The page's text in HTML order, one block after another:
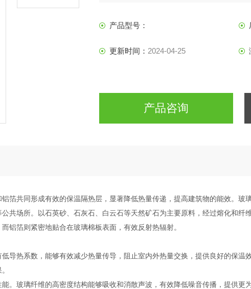
产品型号：
更新时间： 2024-04-25
产品咨询
铝箔共同形成有效的保温隔热层，显著降低热量传递，提高建筑物的能效。玻
共场所。以石英砂、石灰石、白云石等天然矿石为主要原料，经过熔化和纤
铝箔则紧密地贴合在玻璃棉板表面，有效反射热辐射。
导热系数，能够有效减少热量传导，阻止室内外热量交换，提供良好的保温
。玻璃纤维的高密度结构能够吸收和消散声波，有效降低噪音传播，提供更